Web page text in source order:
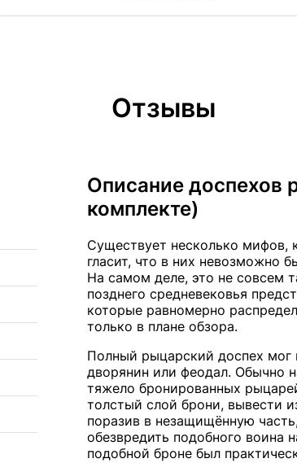
Отзывы
Описание доспехов
комплекте)
Существует несколько мифов,
гласит, что в них невозможно
На самом деле, это не совсем
позднего средневековья
которые равномерно
только в плане обзора.
Полный рыцарский доспех мог
дворянин или феодал. Обычно
тяжело бронированных
толстый слой брони, вывести
поразив в незащищённую
обезвредить подобного воина
подобной броне был